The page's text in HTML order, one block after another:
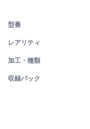
型番
レアリティ
加工・種類
収録パック